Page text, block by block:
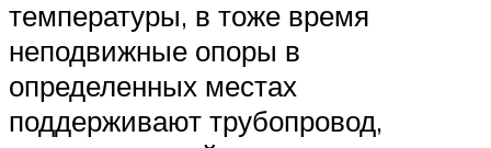
температуры, в тоже время
неподвижные опоры в
определенных местах
поддерживают трубопровод,